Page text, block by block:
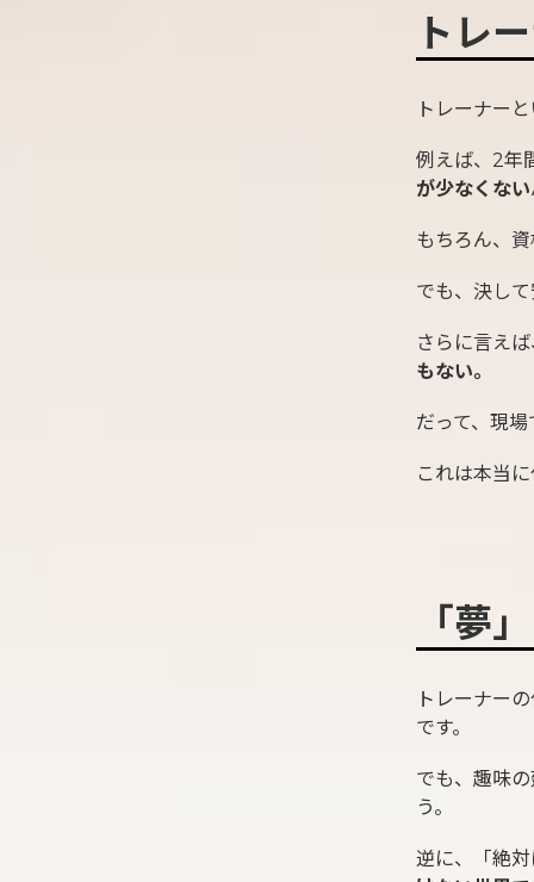
トレ
トレーナー
例えば、2年
が少なくない
もちろん、
でも、決し
さらに言え
もない。
だって、現
これは本当
「夢
トレーナー
です。
でも、趣味
う。
逆に、「絶